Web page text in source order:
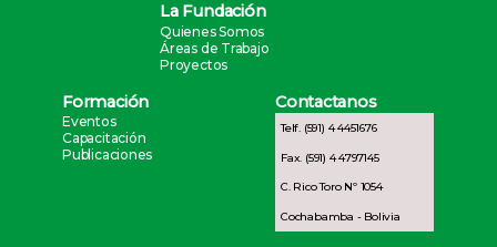
La Fundación
Quienes Somos
Áreas de Trabajo
Proyectos
Formación
Eventos
Capacitación
Publicaciones
Contactanos
Telf. (591) 4 4451676
Fax. (591) 4 4797145
C. Rico Toro Nº 1054
Cochabamba - Bolivia